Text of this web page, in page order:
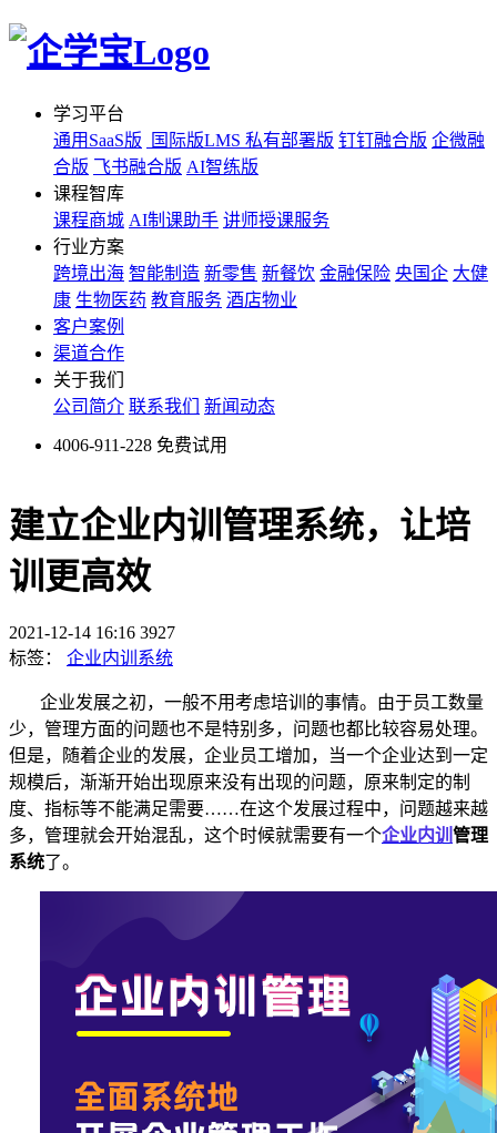
学习平台
通用SaaS版
国际版LMS 私有部署版 钉钉融合版 企微融
合版 飞书融合版 AI智练版
课程智库
课程商城 AI制课助手 讲师授课服务
行业方案
跨境出海 智能制造 新零售 新餐饮 金融保险 央国企 大健
康 生物医药 教育服务 酒店物业
客户案例
渠道合作
关于我们
公司简介 联系我们 新闻动态
4006-911-228 免费试用
建立企业内训管理系统，让培
训更高效
2021-12-14 16:16 3927
标签：
企业内训系统
企业发展之初，一般不用考虑培训的事情。由于员工数量
少，管理方面的问题也不是特别多，问题也都比较容易处理。
但是，随着企业的发展，企业员工增加，当一个企业达到一定
规模后，渐渐开始出现原来没有出现的问题，原来制定的制
度、指标等不能满足需要……在这个发展过程中，问题越来越
多，管理就会开始混乱，这个时候就需要有一个企业内训 管理
系统了。